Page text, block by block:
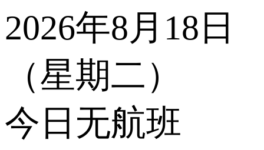
2026年8月18日
（星期二）
今日无航班